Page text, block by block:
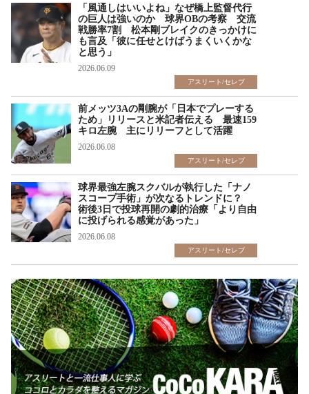
「風通しはいいよね」なぜ橋上監督代行
の巨人は強いのか 球界OBの考察 交流
戦勝率7割 松本剛ブレイクのきっかけに
も言及「彼に任せとけばうまくいくかな
と思う」
2026.06.09
アスリート/セレブ
前メッツ3Aの剛腕が「日本でプレーする
ため」リリースと米記者伝える 最速159
キロ左腕 主にリリーフとして活躍
2026.06.08
アスリート/セレブ
球界最強左腕スクバルが執行した「ナノ
スコープ手術」が次なるトレンドに？
術後3日で投球再開の劇的治療「より自由
に投げられる感覚があった」
2026.06.08
アスリート/セレブ